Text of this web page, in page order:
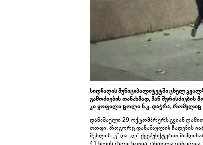
სიღნაღის მუნიციპალიტეტში ცხელ
გამოძიების თანახმად, მან
კი ყოფილი ცოლი ნ.კ. დაჭრა, რომელიც
დანაშაული 29 ოქტომბრერს გვიან
თოფი, როგორც დანაშაულის ჩადენის
მუხლის „კ" და „ლ" ქვეპუნქტებით
41 წლის ქალი ნათია